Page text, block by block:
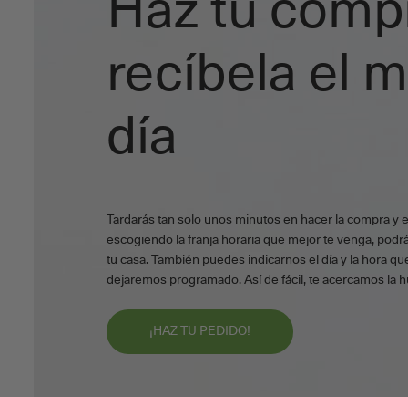
Haz tu
recíbela el
día
Tardarás tan solo unos minutos en hacer la compra y
escogiendo la franja horaria que mejor te venga,
tu casa. También puedes indicarnos el día y la hora
dejaremos programado. Así de fácil, te acercamos la
¡HAZ TU PEDIDO!